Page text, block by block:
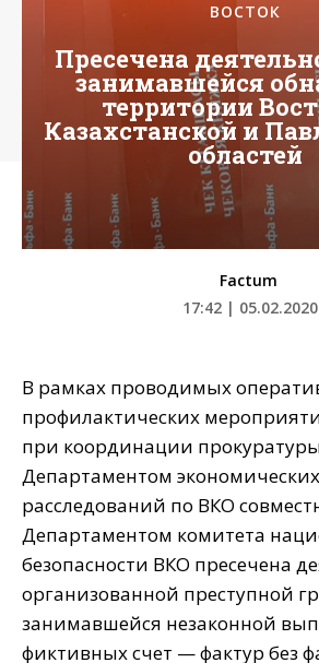
ВОСТОК
Пресечена
занимавшейся
территории
Казахстанской и
областей
Factum
17:42 | 05.02.2020
В рамках проводимых
профилактических
при координации
Департаментом экономических
расследований по ВКО
Департаментом комитета
безопасности ВКО пресечена
организованной преступной
занимавшейся незаконной
фиктивных счет — фактур без